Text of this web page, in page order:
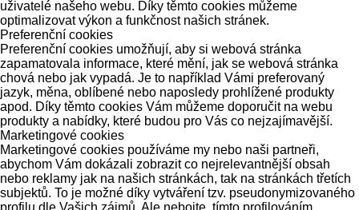
uživatelé našeho webu. Díky těmto cookies můžeme
optimalizovat výkon a funkčnost našich stránek.
Preferenční cookies
Preferenční cookies umožňují, aby si webová stránka
zapamatovala informace, které mění, jak se webová stránka
chová nebo jak vypadá. Je to například Vámi preferovaný
jazyk, měna, oblíbené nebo naposledy prohlížené produkty
apod. Díky těmto cookies Vám můžeme doporučit na webu
produkty a nabídky, které budou pro Vás co nejzajímavější.
Marketingové cookies
Marketingové cookies používáme my nebo naši partneři,
abychom Vám dokázali zobrazit co nejrelevantnější obsah
nebo reklamy jak na našich stránkách, tak na stránkách třetích
subjektů. To je možné díky vytváření tzv. pseudonymizovaného
profilu dle Vašich zájmů. Ale nebojte, tímto profilováním